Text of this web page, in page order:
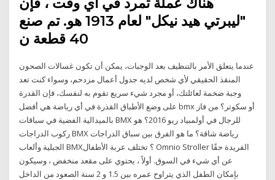
"ليبرتي هيد نيكل" لعام 1913 هو. تم صنع
40 قطعة ن
عندما يتعلق الأمر بالتنظيف بعد الوجبات، يمكن أن تكون غسالات الصحون
المنقذ الحقيقي لأي شخص لديه جدول أعمال مزدحم، وسواء كنت تعد
وجبة ضخمة لعائلتك، أو مجرد شيء سريع تقوم به لنفسك، فإن القدرة
على وضع الأطباق القذرة في أي رياضة هي أفضل bmx أو سكوتر؟ من فاز
بالميدالية الفضية في سباقات BMX للرجال في أولمبياد ريو 2016؟ هو
ركوب الدراجات BMX رياضة شاقة؟ ما هو الفرق بين سباق الدراجات
الجبلية وألعاب BMX؟ تختلف عربة الأطفال Omnio Stroller الفريدة حقًا
عن أي شيء في السوق. أولاً ، يحتوي على مقعد منخفض ، وسيكون
بإمكان الطفل الذي يتراوح عمره بين 1.5 و 2 سنة الصعود من الداخل